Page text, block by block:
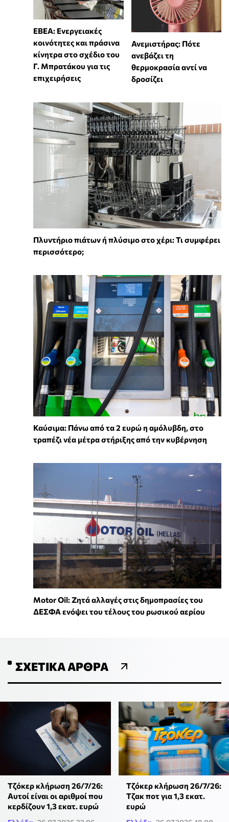
ΕΒΕΑ: Ενεργειακές
κοινότητες και πράσινα
κίνητρα στο σχέδιο του
Γ. Μπρατάκου για τις
επιχειρήσεις
Ανεμιστήρας: Πότε
ανεβάζει τη
θερμοκρασία αντί να
δροσίζει
Πλυντήριο πιάτων ή πλύσιμο στο χέρι: Τι συμφέρει
περισσότερο;
Καύσιμα: Πάνω από τα 2 ευρώ η αμόλυβδη, στο
τραπέζι νέα μέτρα στήριξης από την κυβέρνηση
Motor Oil: Ζητά αλλαγές στις δημοπρασίες του
ΔΕΣΦΑ ενόψει του τέλους του ρωσικού αερίου
ΣΧΕΤΙΚΆ ΆΡΘΡΑ
Τζόκερ κλήρωση 26/7/26:
Αυτοί είναι οι αριθμοί που
κερδίζουν 1,3 εκατ. ευρώ
Τζόκερ κλήρωση 26/7/26:
Τζακ ποτ για 1,3 εκατ.
ευρώ